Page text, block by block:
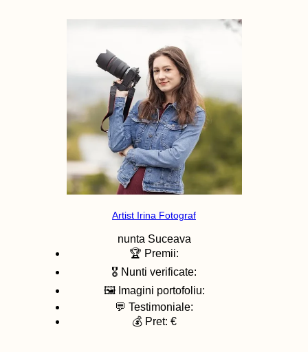
Artist Irina Fotograf
nunta Suceava
🏆 Premii:
🎖️ Nunti verificate:
🖼️ Imagini portofoliu:
💬 Testimoniale:
💰 Pret: €